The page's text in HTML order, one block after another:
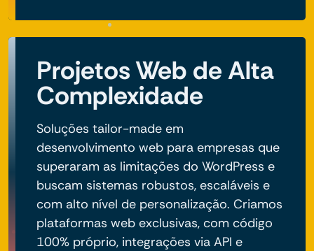
Projetos Web de Alta
Complexidade
Soluções tailor-made em
desenvolvimento web para empresas que
superaram as limitações do WordPress e
buscam sistemas robustos, escaláveis e
com alto nível de personalização. Criamos
plataformas web exclusivas, com código
100% próprio, integrações via API e